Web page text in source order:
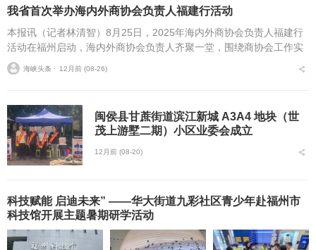
我省首次举办海内外商协会负责人福建行活动
本报讯（记者林清智）8月25日，2025年海内外商协会负责人福建行
活动在福州启动，海内外商协会负责人齐聚一堂，围绕商协会工作实
践、所在地发展情况、内外合作机遇等话题进行座谈交流。这是我省
首次举办...
海峡头条 ⋅ 12月前 (08-26)
闽侯县甘蔗街道滨江新城 A3A4 地块（世
茂上游墅二期）小区业委会成立
12月前 (08-20)
科技赋能 启迪未来” ——华大街道九彩社区青少年赴福州市
科技馆开展主题暑期研学活动